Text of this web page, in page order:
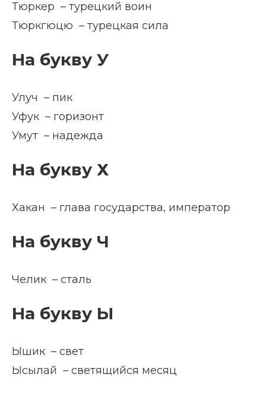
Тюркер – турецкий воин
Тюркгюцю – турецкая сила
На букву У
Улуч – пик
Уфук – горизонт
Умут – надежда
На букву Х
Хакан – глава государства, император
На букву Ч
Челик – сталь
На букву Ы
Ышик – свет
Ысылай – светящийся месяц